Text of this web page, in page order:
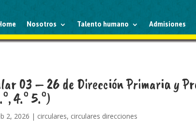
Nosotros Talento humano Admisiones
03 – 26 de Dirección Primaria y
4.° 5.°)
2, 2026 | circulares, circulares direcciones